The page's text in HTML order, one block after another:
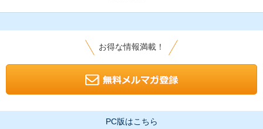
お得な情報満載！
PC版はこちら